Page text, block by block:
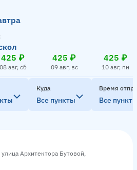
425 ₽
08 авг, сб
425 ₽
09 авг, вс
425 ₽
10 авг, пн
Куда
Все пункты
Время
Все
Архитектора Бутовой,